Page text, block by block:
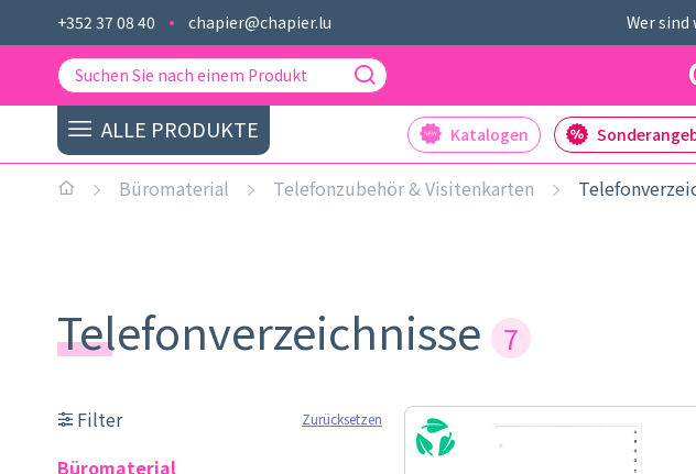
+352 37 08 40 chapier@chapier.lu Wer sind
ALLE PRODUKTE Katalogen
Büromaterial Telefonzubehör & Visitenkarten
Telefonverzeichnisse 7
Filter Zurücksetzen
Büromaterial